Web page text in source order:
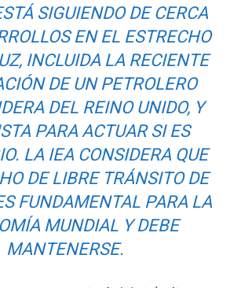
SIGUIENDO DE CERCA
EN EL ESTRECHO
INCLUIDA LA RECIENTE
DE UN PETROLERO
DEL REINO UNIDO, Y
PARA ACTUAR SI ES
LA IEA CONSIDERA QUE
DE LIBRE TRÁNSITO DE
FUNDAMENTAL PARA LA
MUNDIAL Y DEBE
MANTENERSE.